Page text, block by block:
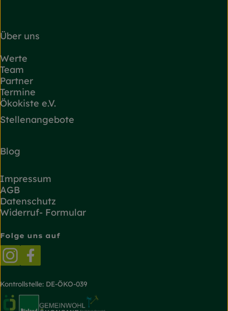
Über uns
Werte
Team
Partner
Termine
Ökokiste e.V.
Stellenangebote
Blog
Impressum
AGB
Datenschutz
Widerruf- Formular
Folge uns auf
Externer Link zu https://
Kontrollstelle: DE-ÖKO-039
Externer Link zu https://www.oekokiste.de/
Externer Link zu https://www.bioland.de/